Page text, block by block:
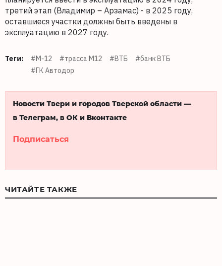
третий этап (Владимир – Арзамас) - в 2025 году,
оставшиеся участки должны быть введены в
эксплуатацию в 2027 году.
Теги: #М-12 #трасса М12 #ВТБ
#банк ВТБ
#ГК Автодор
Новости Твери и городов Тверской области —
в Телеграм, в ОК и Вконтакте
Подписаться
ЧИТАЙТЕ ТАКЖЕ